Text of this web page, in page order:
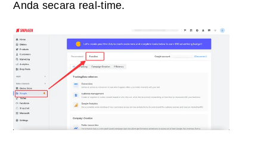
Anda secara real-time.